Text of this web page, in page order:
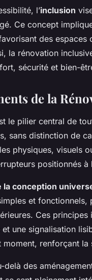
l’inclusion
Ce concept
des espaces
la rénovation
sécurité et bien-
de la
le pilier central de
sans distinction de
physiques, visuels
positionnés
la conception
et fonctionnels,
Ces
une signalisation
moment, renforçant
delà des